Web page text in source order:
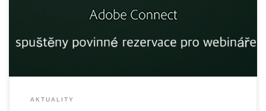
obsazenost Adobe Connect Univerzity Karlovy
doporučujeme volit zejména zeleně označené časy. Aktuálně je
možné rezervovat […]
AKTUALITY